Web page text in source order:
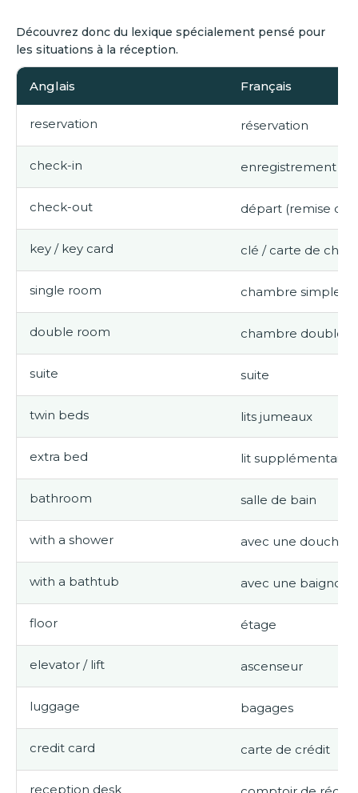
Découvrez donc du lexique spécialement pensé pour
les situations à la réception.
Anglais Français
reservation réservation
check-in enregistrement
check-out départ (remise des
key / key card clé / carte de
single room chambre simple
double room chambre double
suite suite
twin beds lits jumeaux
extra bed lit supplémentaire
bathroom salle de bain
with a shower avec une douche
with a bathtub avec une baignoire
floor étage
elevator / lift ascenseur
luggage bagages
credit card carte de crédit
reception desk